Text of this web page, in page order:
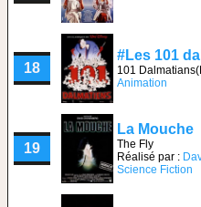
18
#Les 101
101
Animation
19
La Mouche
The Fly
Réalisé par :
Science Fiction